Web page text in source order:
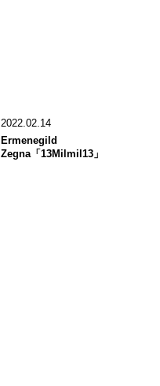
2022.02.14
Ermenegild
Zegna「13Milmil13」